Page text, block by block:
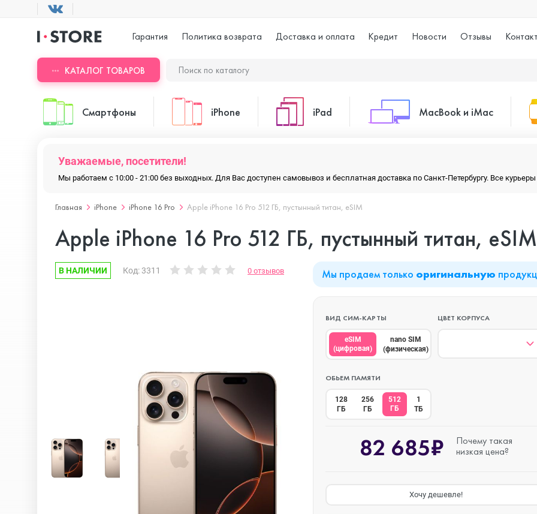
Гарантия Политика возврата Доставка и оплата Кредит Новости Отзывы
КАТАЛОГ ТОВАРОВ
Смартфоны
ASUS
Blackview
OnePlus
iPhone
iPhone 17 Pro
iPhone 16E
iPhone 16 Pro Max
iPhone 16 Pro
iPad
iPad 10.9 (2022)
iPad Air (2020)
iPad Mini 6 (2021)
iPad Pro 11 M2 (2022)
iPad Pro 12.9 M1
MacBook и iMac
Macbook Pro
Уважаемые, посетители!
Мы работаем с 10:00 - 21:00 без выходных. Для Вас доступен самовывоз и бесплатная доставка по Санкт-Петербургу. Все
Главная iPhone iPhone 16 Pro Apple iPhone 16 Pro 512 ГБ, пустынный титан, eSIM
Apple iPhone 16 Pro 512 ГБ, пустынный титан, eSIM
В НАЛИЧИИ Код: 3311 0 отзывов Мы продаем только оригинальную
ВИД СИМ-КАРТЫ
eSIM
(цифровая)
nano SIM
(физическая)
ЦВЕТ КОРПУСА
ОБЬЕМ ПАМЯТИ
128
ГБ
256
ГБ
512
ГБ
1
ТБ
82 685₽
Почему такая
низкая цена?
Хочу дешевле!